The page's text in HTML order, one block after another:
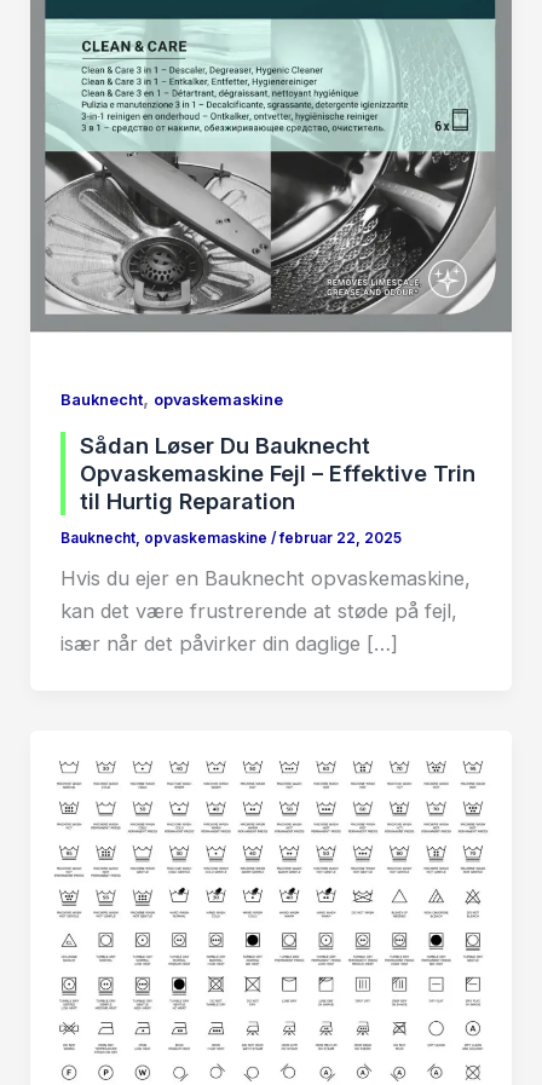
Bauknecht, opvaskemaskine
Sådan Løser Du Bauknecht
Opvaskemaskine Fejl – Effektive Trin
til Hurtig Reparation
Bauknecht, opvaskemaskine /februar 22, 2025
Hvis du ejer en Bauknecht opvaskemaskine,
kan det være frustrerende at støde på fejl,
især når det påvirker din daglige […]